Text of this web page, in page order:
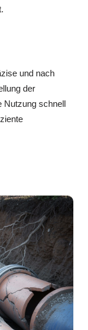
und nach
der
Nutzung schnell